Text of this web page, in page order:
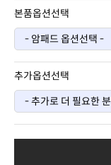
본품옵션선택
추가옵션선택